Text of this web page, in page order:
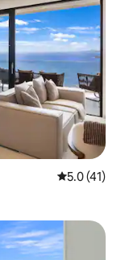
Calificación
5.0 (41)